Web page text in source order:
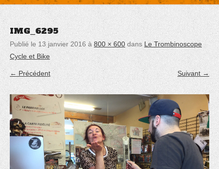
IMG_6295
Publié le 13 janvier 2016 à800 × 600 dansLe Trombinoscope
Cycle et Bike
← Précédent Suivant →